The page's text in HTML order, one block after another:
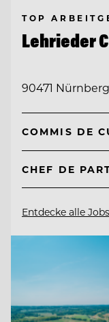
TOP
Lehrieder
90471
COMMIS DE
CHEF DE
Entdecke alle Jobs